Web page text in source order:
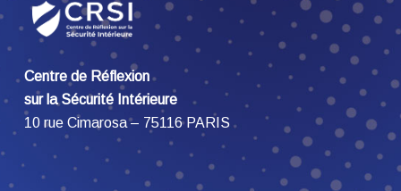
Centre de Réflexion
sur la Sécurité Intérieure
10 rue Cimarosa – 75116 PARIS